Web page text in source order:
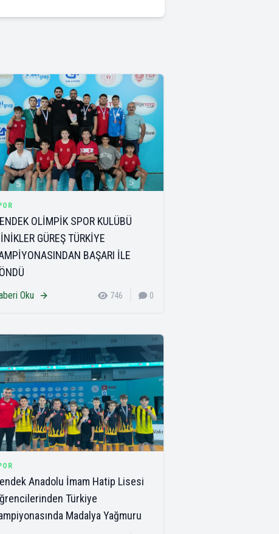
OLİMPİK SPOR KULÜBÜ
GÜREŞ TÜRKİYE
BAŞARI İLE
Oku 746 0
Anadolu İmam Hatip Lisesi
Türkiye
Madalya Yağmuru